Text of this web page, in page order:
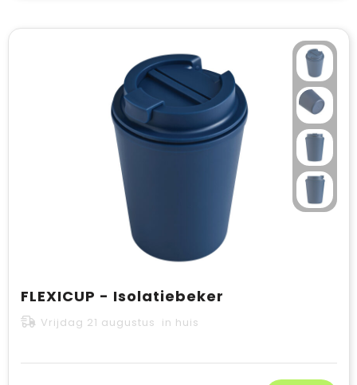
FLEXICUP - Isolatiebeker
Vrijdag 21 augustus in huis